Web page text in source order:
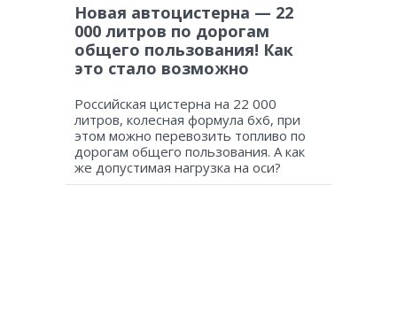
Новая автоцистерна — 22
000 литров по дорогам
общего пользования! Как
это стало возможно
Российская цистерна на 22 000
литров, колесная формула 6х6, при
этом можно перевозить топливо по
дорогам общего пользования. А как
же допустимая нагрузка на оси?